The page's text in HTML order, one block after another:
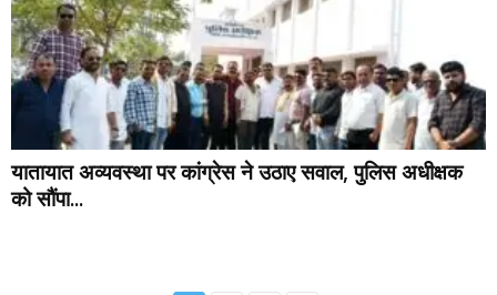
यातायात अव्यवस्था पर कांग्रेस ने उठाए सवाल, पुलिस अधीक्षक
को सौंपा...